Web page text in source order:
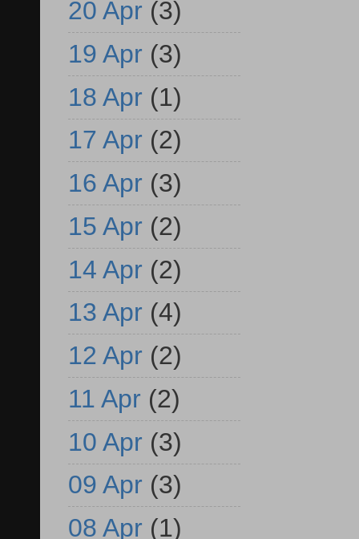
20 Apr (3)
19 Apr (3)
18 Apr (1)
17 Apr (2)
16 Apr (3)
15 Apr (2)
14 Apr (2)
13 Apr (4)
12 Apr (2)
11 Apr (2)
10 Apr (3)
09 Apr (3)
08 Apr (1)